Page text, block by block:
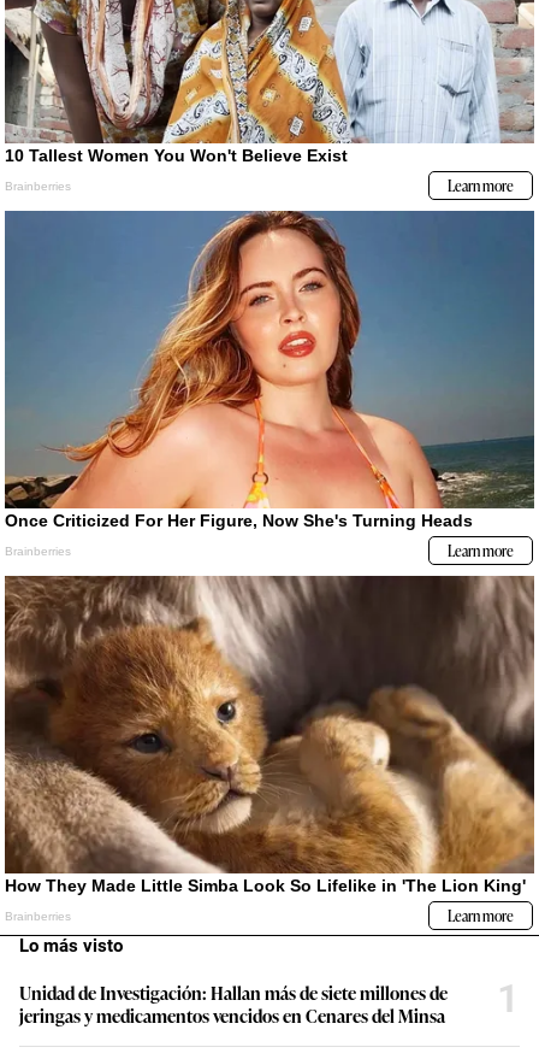
Lo más visto
Unidad de Investigación: Hallan más de siete millones de
jeringas y medicamentos vencidos en Cenares del Minsa
1